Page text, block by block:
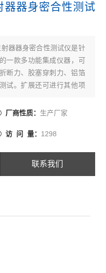
器器身密合性测试
器器身密合性测试仪是针
一款多功能集成仪器，可
断力、胶塞穿刺力、铝箔
试。扩展还可进行其他项
厂商性质： 生产厂家
访 问 量： 1298
联系我们